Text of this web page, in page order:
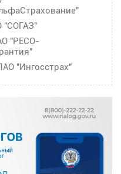
"СОГАЗ"
"РЕСО-
"Ингосстрах"